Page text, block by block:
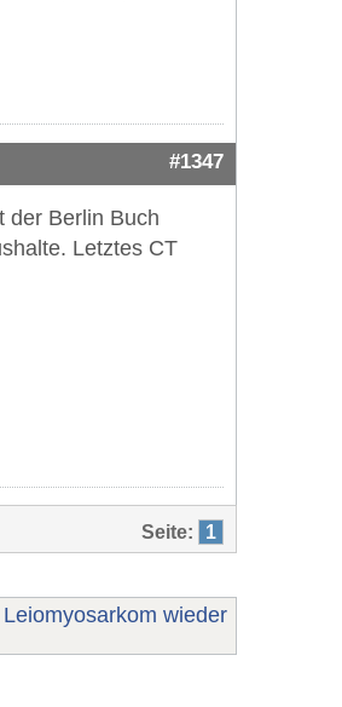
#1347
der Berlin Buch
Letztes CT
Seite: 1
Leiomyosarkom wieder